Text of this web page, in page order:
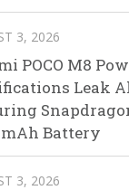
3, 2026
POCO M8
Leak
Battery
3, 2026